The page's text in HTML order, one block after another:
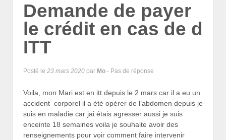
Demande de payer
le crédit en cas de d
ITT
Posté le 23 mars 2020 par Mo - Pas de réponse
Voila, mon Mari est en itt depuis le 2 mars car il a eu un
accident corporel il a été opérer de l’abdomen depuis je
suis en maladie car jai étais agresser aussi je suis
enceinte 18 semaines voila je souhaite avoir des
renseignements pour voir comment faire intervenir